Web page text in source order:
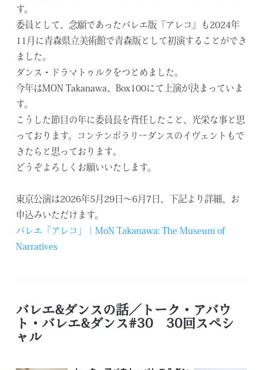
す。
委員として、念願であったバレエ版『アレコ』も2024年
11月 に青森県立美術館で青森版として初演することができ
ました。
ダンス・ドラマトゥルクをつとめました。
今年はMON Takanawa、Box100にて上演が決まっていま
す。
こうした節目の年に委員長を背任したこと、光栄な事と思
っております。
コンテンポラリーダンスのイヴェントもで
きたらと思っております。
どうぞよろしくお願いいたします。
東京公演は2026年5月 29 日～6月 7 日、下記より詳細、 お
申込みいただけます。
バレエ「アレコ」｜MoN Takanawa: The Museum of
Narratives
バレエ&ダンスの話／トーク・アバウ
ト・バレエ&ダンス#30 30回スペシ
ャル